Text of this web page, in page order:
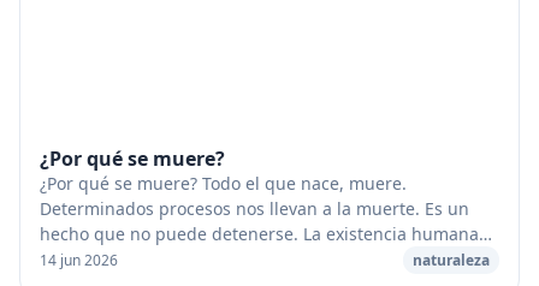
¿Por qué se muere?
¿Por qué se muere? Todo el que nace, muere.
Determinados procesos nos llevan a la muerte. Es un
hecho que no puede detenerse. La existencia humana
puede alargarse, pero inevitablemente nos volvemos
14 jun 2026 naturaleza